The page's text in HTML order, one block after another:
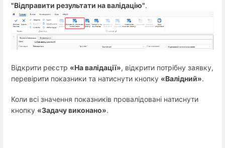
"Відправити результати на валідацію".
Відкрити реєстр «На валідації», відкрити потрібну заявку,
перевірити показники та натиснути кнопку «Валідний».
Коли всі значення показників провалідовані натиснути
кнопку «Задачу виконано».